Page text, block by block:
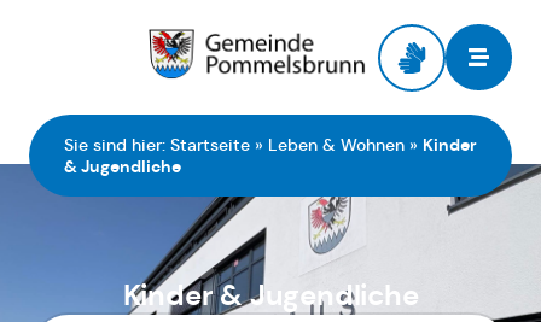
Sie sind hier: Startseite » Leben & Wohnen » Kinder
& Jugendliche
Kinder & Jugendliche